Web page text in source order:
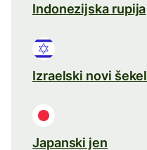
Indonezijska rupija
Izraelski novi šekel
Japanski jen